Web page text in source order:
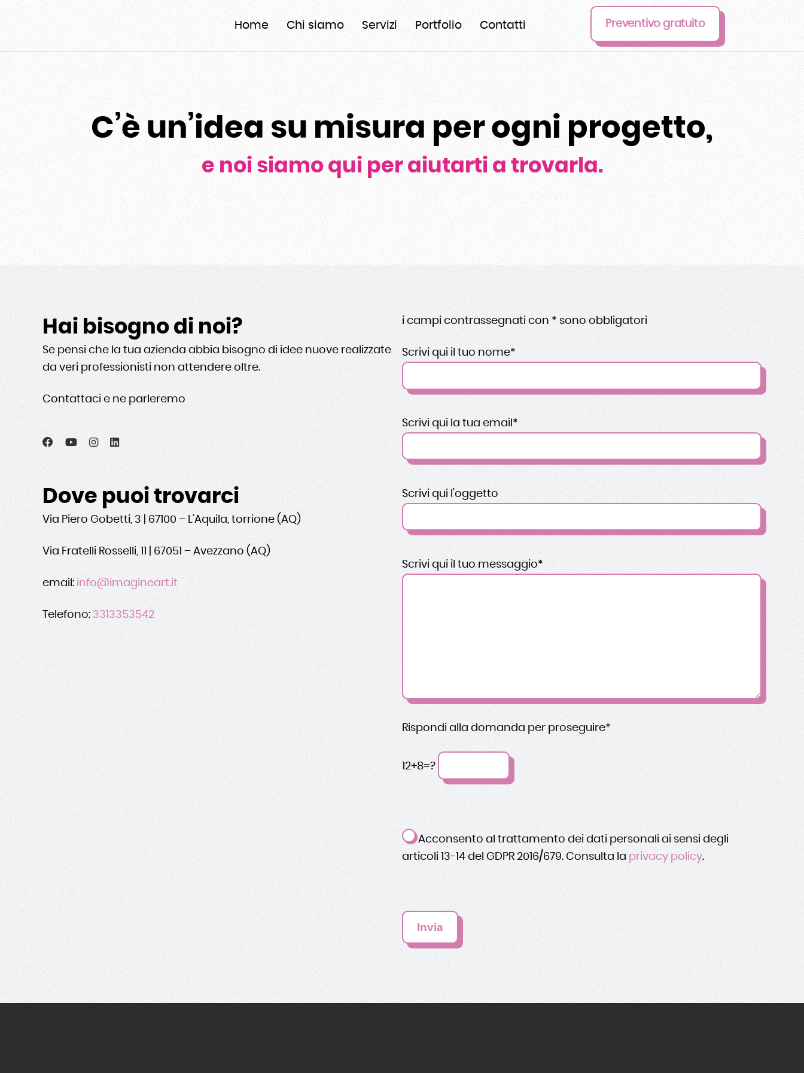
Home Chi siamo Servizi Portfolio Contatti Preventivo gratuito
C’è un’idea su misura per ogni progetto,
e noi siamo qui per aiutarti a trovarla.
Hai bisogno di noi?
Se pensi che la tua azienda abbia bisogno di idee nuove realizzate
da veri professionisti non attendere oltre.
Contattaci e ne parleremo
Dove puoi trovarci
Via Piero Gobetti, 3 | 67100 – L’Aquila, torrione (AQ)
Via Fratelli Rosselli, 11 | 67051 – Avezzano (AQ)
email: info@imagineart.it
Telefono: 3313353542
i campi contrassegnati con * sono obbligatori
Scrivi qui il tuo nome*
Scrivi qui la tua email*
Scrivi qui l'oggetto
Scrivi qui il tuo messaggio*
Rispondi alla domanda per proseguire*
12+8=?
Acconsento al trattamento dei dati personali ai sensi degli
articoli 13-14 del GDPR 2016/679. Consulta la privacy policy.